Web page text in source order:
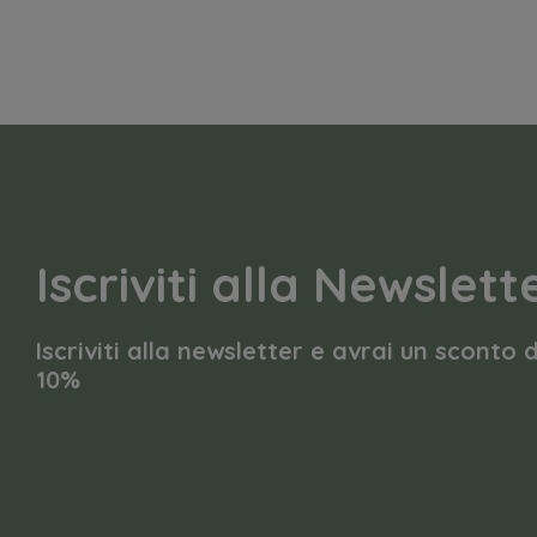
Iscriviti alla
Iscriviti alla newsletter e avrai un sconto
10%